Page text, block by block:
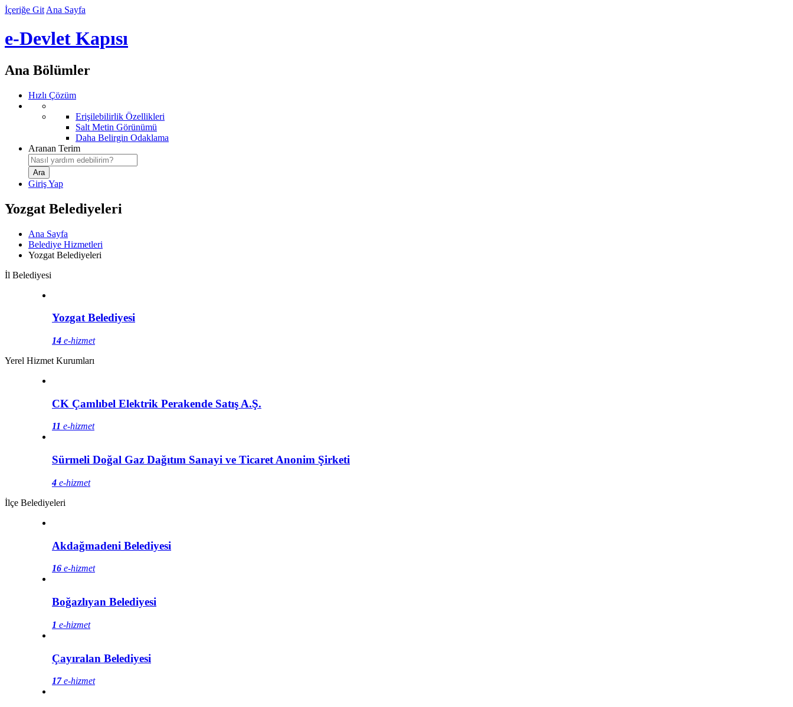
İçeriğe Git Ana Sayfa
e-Devlet Kapısı
Ana Bölümler
Hızlı Çözüm
Erişilebilirlik Özellikleri
Salt Metin Görünümü
Daha Belirgin Odaklama
Aranan Terim
Giriş Yap
Yozgat Belediyeleri
Ana Sayfa
Belediye Hizmetleri
Yozgat Belediyeleri
İl Belediyesi
Yozgat Belediyesi
14 e-hizmet
Yerel Hizmet Kurumları
CK Çamlıbel Elektrik Perakende Satış A.Ş.
11 e-hizmet
Sürmeli Doğal Gaz Dağıtım Sanayi ve Ticaret Anonim Şirketi
4 e-hizmet
İlçe Belediyeleri
Akdağmadeni Belediyesi
16 e-hizmet
Boğazlıyan Belediyesi
1 e-hizmet
Çayıralan Belediyesi
17e-hizmet